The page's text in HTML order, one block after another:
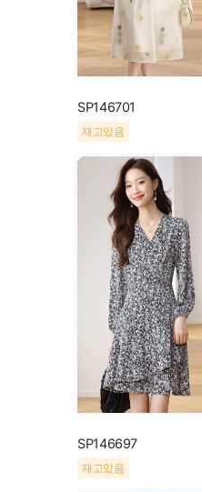
SP146701
재고있음
SP146697
재고있음